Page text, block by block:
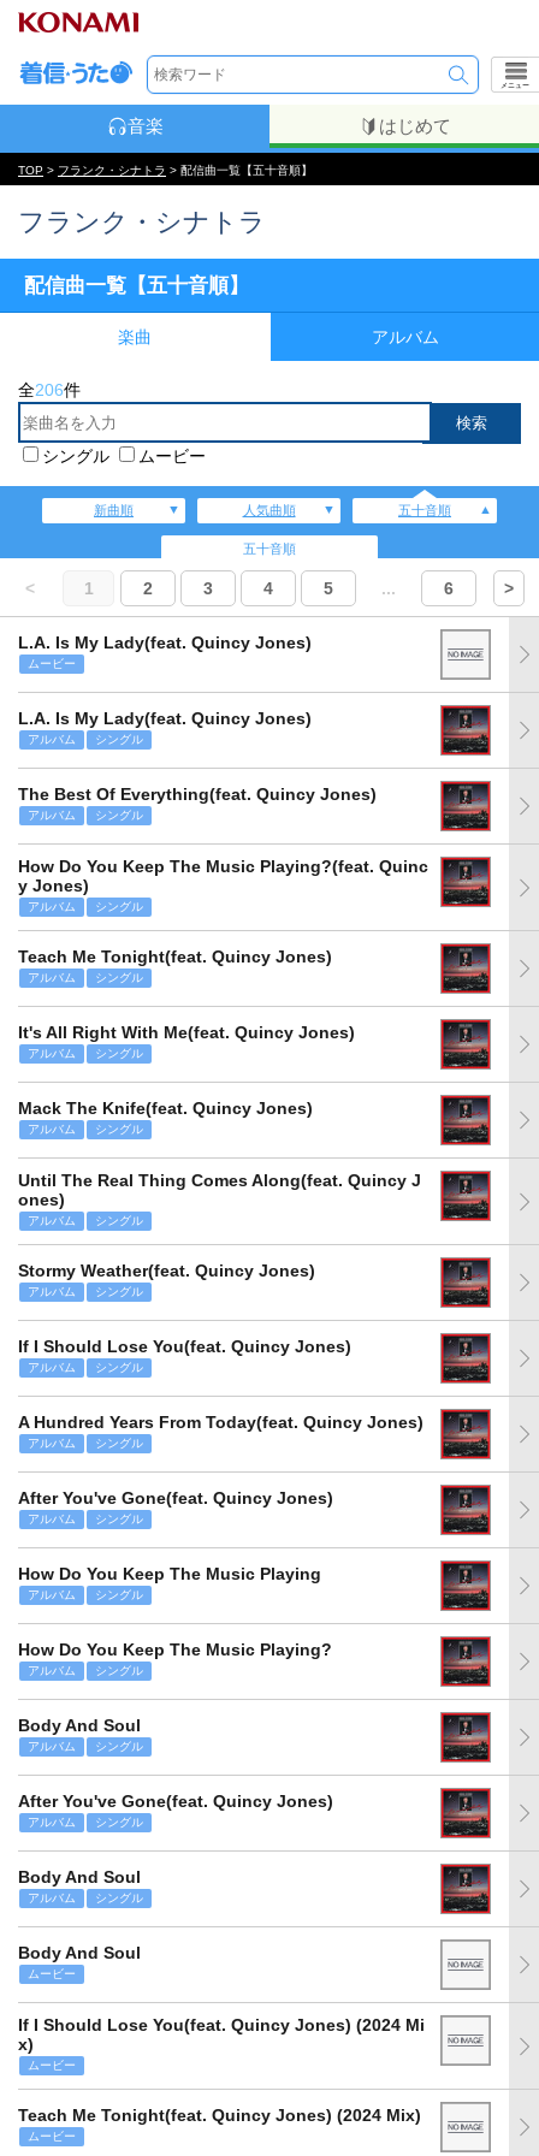
メニュー
音楽 はじめて
TOP > フランク・シナトラ > 配信曲一覧【五十音順】
フランク・シナトラ
配信曲一覧【五十音順】
楽曲 アルバム
全206件
シングル ムービー
新曲順 人気曲順 五十音順
五十音順
< 1 2 3 4 5 ... 6 >
L.A. Is My Lady(feat. Quincy Jones)
ムービー
L.A. Is My Lady(feat. Quincy Jones)
アルバム シングル
The Best Of Everything(feat. Quincy Jones)
アルバム シングル
How Do You Keep The Music Playing?(feat. Quinc
y Jones)
アルバム シングル
Teach Me Tonight(feat. Quincy Jones)
アルバム シングル
It's All Right With Me(feat. Quincy Jones)
アルバム シングル
Mack The Knife(feat. Quincy Jones)
アルバム シングル
Until The Real Thing Comes Along(feat. Quincy J
ones)
アルバム シングル
Stormy Weather(feat. Quincy Jones)
アルバム シングル
If I Should Lose You(feat. Quincy Jones)
アルバム シングル
A Hundred Years From Today(feat. Quincy Jones)
アルバム シングル
After You've Gone(feat. Quincy Jones)
アルバム シングル
How Do You Keep The Music Playing
アルバム シングル
How Do You Keep The Music Playing?
アルバム シングル
Body And Soul
アルバム シングル
After You've Gone(feat. Quincy Jones)
アルバム シングル
Body And Soul
アルバム シングル
Body And Soul
ムービー
If I Should Lose You(feat. Quincy Jones) (2024 Mi
x)
ムービー
Teach Me Tonight(feat. Quincy Jones) (2024 Mix)
ムービー